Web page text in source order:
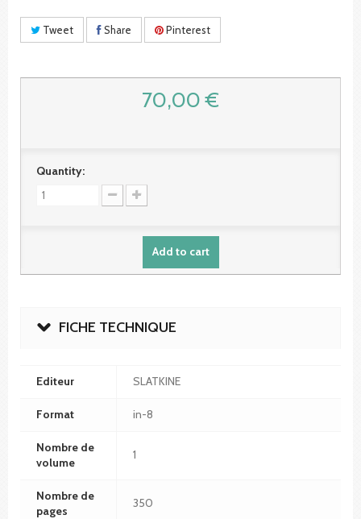
Tweet Share Pinterest
70,00 €
Quantity:
Add to cart
FICHE TECHNIQUE
Editeur SLATKINE
Format in-8
Nombre de
volume
1
Nombre de
pages
350